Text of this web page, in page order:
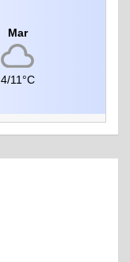
Mar
4/11°C